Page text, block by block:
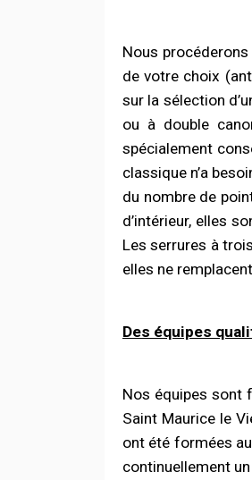
Nous
de votre choix
sur la sélection
ou à double
spécialement
classique n’a
du nombre de
d’intérieur, elles
Les serrures à
elles ne
Des équipes
Nos équipes sont
Saint Maurice le
ont été formées
continuellement